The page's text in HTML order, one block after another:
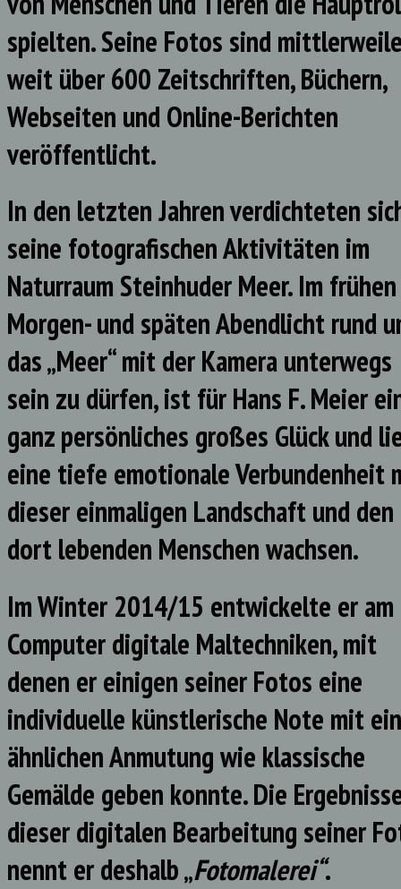
spielten. Seine Fotos sind
weit über 600 Zeitschriften, Büchern,
Webseiten und Online-Berichten
veröffentlicht.
In den letzten Jahren verdichteten
seine fotografischen Aktivitäten im
Naturraum Steinhuder Meer. Im frühen
Morgen- und späten Abendlicht rund
das „Meer“ mit der Kamera unterwegs
sein zu dürfen, ist für Hans F. Meier
ganz persönliches großes Glück und
eine tiefe emotionale Verbundenheit
dieser einmaligen Landschaft und den
dort lebenden Menschen wachsen.
Im Winter 2014/15 entwickelte er am
Computer digitale Maltechniken, mit
denen er einigen seiner Fotos eine
individuelle künstlerische Note mit
ähnlichen Anmutung wie klassische
Gemälde geben konnte. Die
dieser digitalen Bearbeitung seiner
nennt er deshalb „Fotomalerei“.